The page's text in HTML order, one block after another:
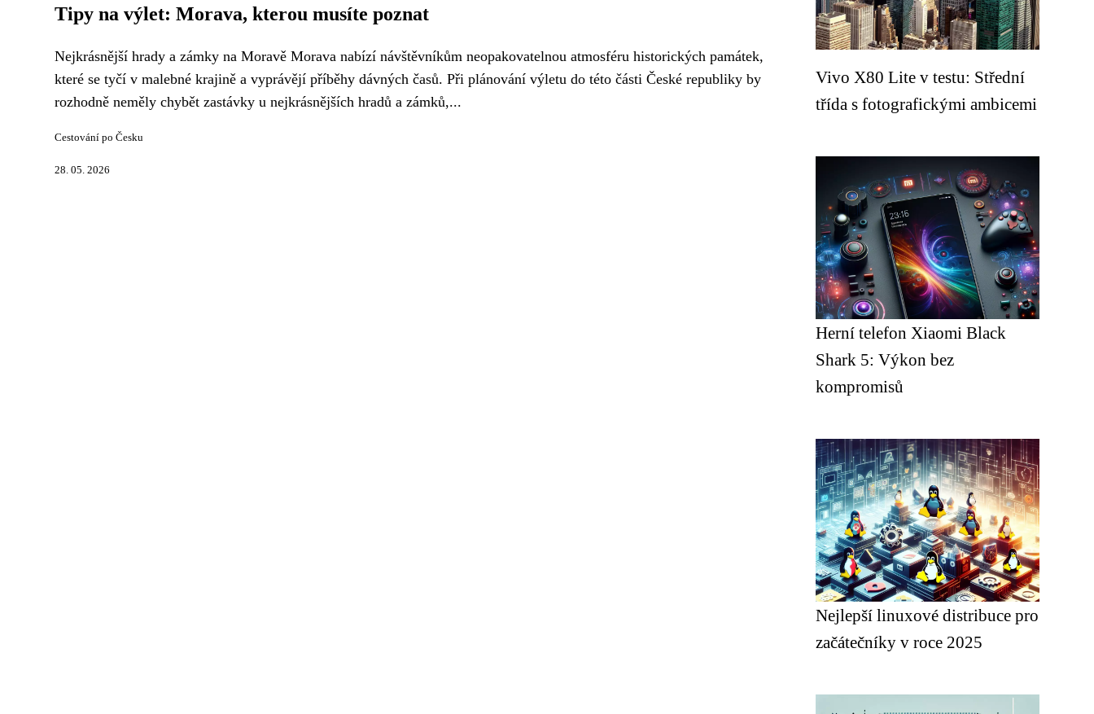
Tipy na výlet: Morava, kterou musíte poznat
Nejkrásnější hrady a zámky na Moravě Morava nabízí návštěvníkům neopakovatelnou atmosféru historických památek,
které se tyčí v malebné krajině a vyprávějí příběhy dávných časů. Při plánování výletu do této části České republiky by
rozhodně neměly chybět zastávky u nejkrásnějších hradů a zámků,...
Cestování po Česku
28. 05. 2026
Vivo X80 Lite v testu: Střední
třída s fotografickými ambicemi
Herní telefon Xiaomi Black
Shark 5: Výkon bez
kompromisů
Nejlepší linuxové distribuce pro
začátečníky v roce 2025